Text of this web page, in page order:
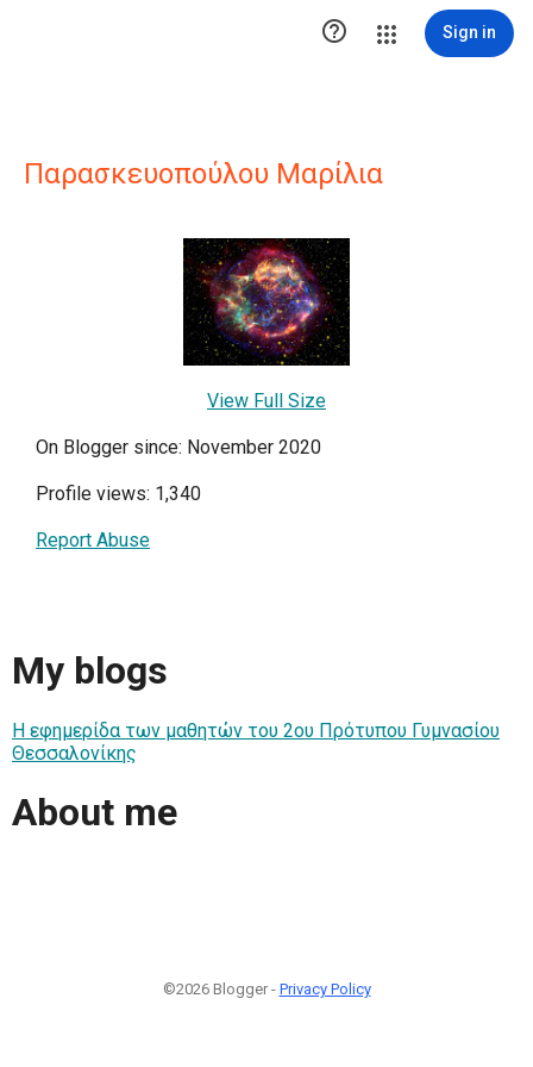
 Sign in
Παρασκευοπούλου Μαρίλια
View Full Size
On Blogger since: November 2020
Profile views: 1,340
Report Abuse
My blogs
Η εφημερίδα των μαθητών του 2ου Πρότυπου Γυμνασίου
Θεσσαλονίκης
About me
©2026 Blogger - Privacy Policy